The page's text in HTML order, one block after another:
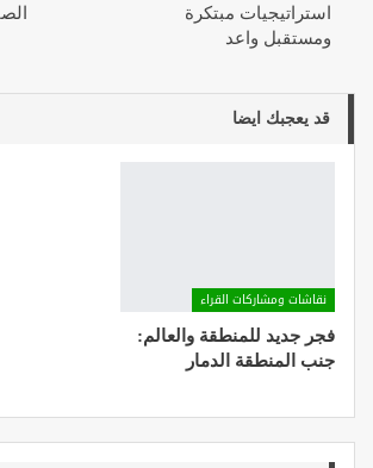
استراتيجيات مبتكرة
ومستقبل واعد
قد يعجبك ايضا
نقاشات ومشاركات القراء
فجر جديد للمنطقة والعالم:
جنب المنطقة الدمار